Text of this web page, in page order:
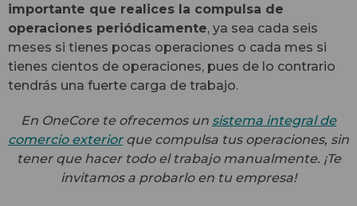
importante que realices la compulsa de
operaciones periódicamente, ya sea cada seis
meses si tienes pocas operaciones o cada mes si
tienes cientos de operaciones, pues de lo contrario
tendrás una fuerte carga de trabajo.
En OneCore te ofrecemos un sistema integral de
comercio exteriorque compulsa tus operaciones, sin
tener que hacer todo el trabajo manualmente. ¡Te
invitamos a probarlo en tu empresa!